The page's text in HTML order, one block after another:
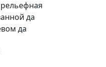
рельефная
да
да